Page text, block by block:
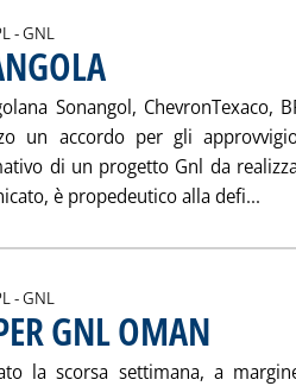
- GNL
Sonangol, ChevronTexaco,
un accordo per gli
di un progetto Gnl da
è propedeutico alla defi...
- GNL
GNL OMAN
la scorsa settimana, a